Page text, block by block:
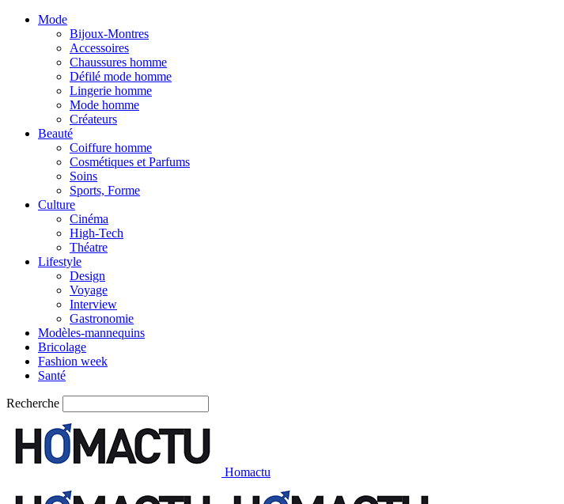
Mode
Bijoux-Montres
Accessoires
Chaussures homme
Défilé mode homme
Lingerie homme
Mode homme
Créateurs
Beauté
Coiffure homme
Cosmétiques et Parfums
Soins
Sports, Forme
Culture
Cinéma
High-Tech
Théatre
Lifestyle
Design
Voyage
Interview
Gastronomie
Modèles-mannequins
Bricolage
Fashion week
Santé
Recherche
Homactu